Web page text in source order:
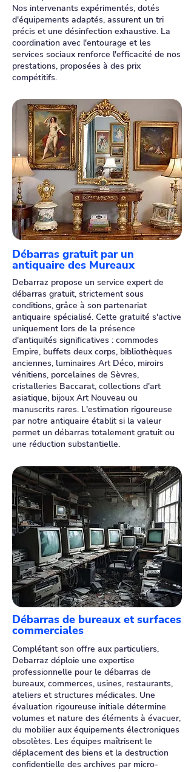
Nos intervenants expérimentés, dotés
d'équipements adaptés, assurent un tri
précis et une désinfection exhaustive. La
coordination avec l'entourage et les
services sociaux renforce l'efficacité de nos
prestations, proposées à des prix
compétitifs.
Débarras gratuit par un
antiquaire des Mureaux
Debarraz propose un service expert de
débarras gratuit, strictement sous
conditions, grâce à son partenariat
antiquaire spécialisé. Cette gratuité s'active
uniquement lors de la présence
d'antiquités significatives : commodes
Empire, buffets deux corps, bibliothèques
anciennes, luminaires Art Déco, miroirs
vénitiens, porcelaines de Sèvres,
cristalleries Baccarat, collections d'art
asiatique, bijoux Art Nouveau ou
manuscrits rares. L'estimation rigoureuse
par notre antiquaire établit si la valeur
permet un débarras totalement gratuit ou
une réduction substantielle.
Débarras de bureaux et surfaces
commerciales
Complétant son offre aux particuliers,
Debarraz déploie une expertise
professionnelle pour le débarras de
bureaux, commerces, usines, restaurants,
ateliers et structures médicales. Une
évaluation rigoureuse initiale détermine
volumes et nature des éléments à évacuer,
du mobilier aux équipements électroniques
obsolètes. Les équipes maîtrisent le
déplacement des biens et la destruction
confidentielle des archives par micro-